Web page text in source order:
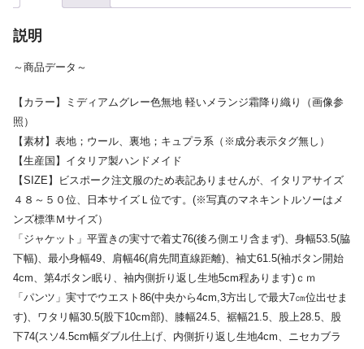
説明
～商品データ～
【カラー】ミディアムグレー色無地 軽いメランジ霜降り織り（画像参
照）
【素材】表地；ウール、裏地；キュプラ系（※成分表示タグ無し）
【生産国】イタリア製ハンドメイド
【SIZE】ビスポーク注文服のため表記ありませんが、イタリアサイズ
４８～５０位、日本サイズＬ位です。(※写真のマネキントルソーはメ
ンズ標準Ｍサイズ）
「ジャケット」平置きの実寸で着丈76(後ろ側エリ含まず)、身幅53.5(脇
下幅)、最小身幅49、肩幅46(肩先間直線距離)、袖丈61.5(袖ボタン開始
4cm、第4ボタン眠り、袖内側折り返し生地5cm程あります)ｃｍ
「パンツ」実寸でウエスト86(中央から4cm,3方出しで最大7㎝位出せま
す)、ワタリ幅30.5(股下10cm部)、膝幅24.5、裾幅21.5、股上28.5、股
下74(スソ4.5cm幅ダブル仕上げ、内側折り返し生地4cm、ニセカブラ